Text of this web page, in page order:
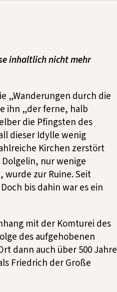
inhaltlich nicht mehr
„Wanderungen durch die
ihn „der ferne, halb
die Pfingsten des
dieser Idylle wenig
Kirchen zerstört
nur wenige
wurde zur Ruine. Seit
bis dahin war es ein
mit der Komturei des
des aufgehobenen
dann auch über 500 Jahre
Friedrich der Große